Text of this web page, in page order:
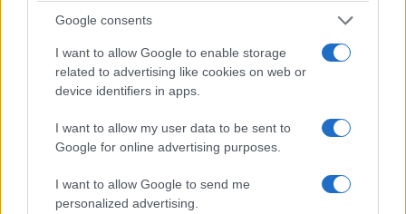
Google consents
I want to allow Google to enable storage
related to advertising like cookies on web or
device identifiers in apps.
I want to allow my user data to be sent to
Google for online advertising purposes.
I want to allow Google to send me
personalized advertising.
ΜΟΥΣΙΚΈΣ ΕΠΙΛΟΓΈΣ
Οι μουσικές επιλογές
του e-ptolemeos.gr:
AC/DC – Are You
Ready (1991)
Ο Σύλλογος Δρομέων
και Οδοιπόρων
Εορδαίας παρόν στον
Λασσάνειο Δρόμο